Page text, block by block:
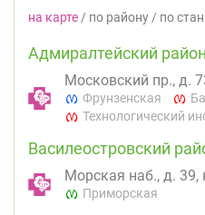
на карте / по району / по
Адмиралтейский район
Московский пр., д.
Фрунзенская
Технологический
Василеостровский
Морская наб., д. 39,
Приморская